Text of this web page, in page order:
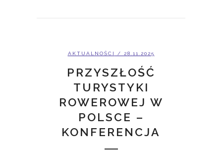
AKTUALNOŚCI / 28.11.2025
PRZYSZŁOŚĆ
TURYSTYKI
ROWEROWEJ W
POLSCE –
KONFERENCJA